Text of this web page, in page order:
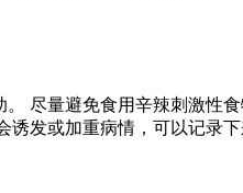
尽量避免食用辛辣刺激性
诱发或加重病情，可以记录